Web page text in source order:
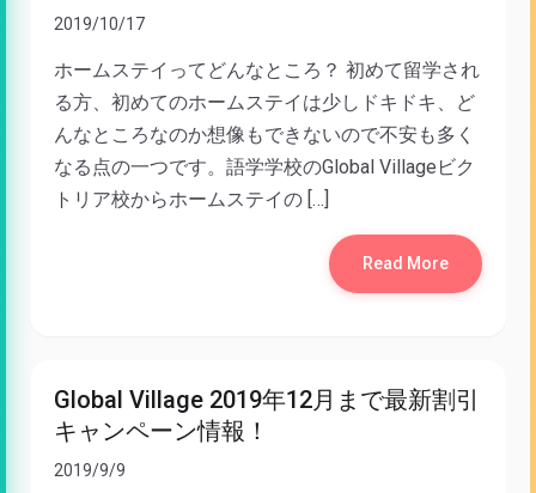
2019/10/17
ホームステイってどんなところ？ 初めて留学され
る方、初めてのホームステイは少しドキドキ、ど
んなところなのか想像もできないので不安も多く
なる点の一つです。語学学校のGlobal Villageビク
トリア校からホームステイの […]
Read More
Global Village 2019年12月まで最新割引
キャンペーン情報！
2019/9/9